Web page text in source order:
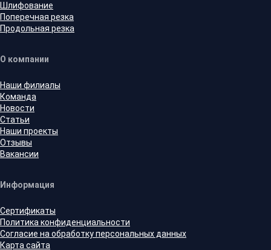
Шлифование
Поперечная резка
Продольная резка
О компании
Наши филиалы
Команда
Новости
Статьи
Наши проекты
Отзывы
Вакансии
Информация
Сертификаты
Политика конфиденциальности
Согласие на обработку персональных данных
Карта сайта